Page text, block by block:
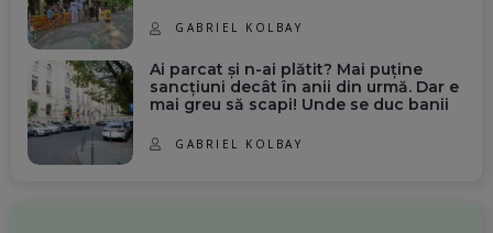
GABRIEL KOLBAY
Ai parcat și n-ai plătit? Mai puține
sancțiuni decât în anii din urmă. Dar e
mai greu să scapi! Unde se duc banii
GABRIEL KOLBAY